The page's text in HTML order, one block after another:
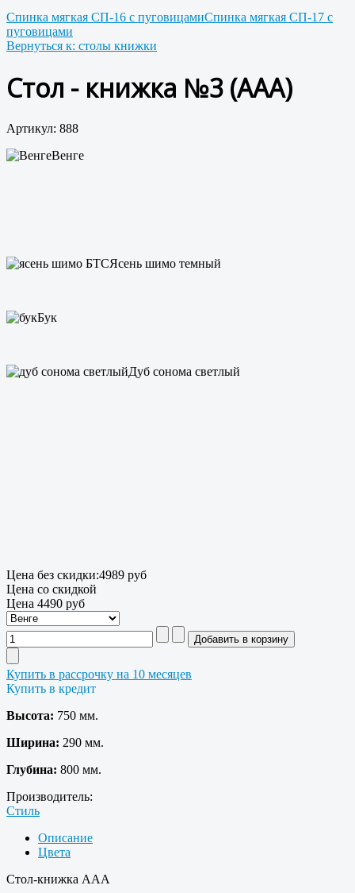
Спинка мягкая СП-16 с пуговицамиСпинка мягкая СП-17 с
пуговицами
Вернуться к: столы книжки
Стол - книжка №3 (ААА)
Артикул: 888
Венге
Ясень шимо темный
Бук
Дуб сонома светлый
Цена без скидки:4989 руб
Цена со скидкой
Цена 4490 руб
Купить в рассрочку на 10 месяцев
Купить в кредит
Высота: 750 мм.
Ширина: 290 мм.
Глубина: 800 мм.
Производитель:
Стиль
Описание
Цвета
Стол-книжка ААА